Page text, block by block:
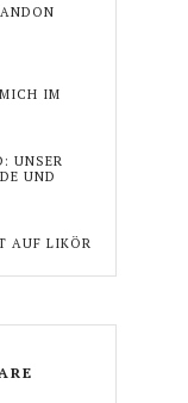
IM
UNSER
UND
AUF LIKÖR